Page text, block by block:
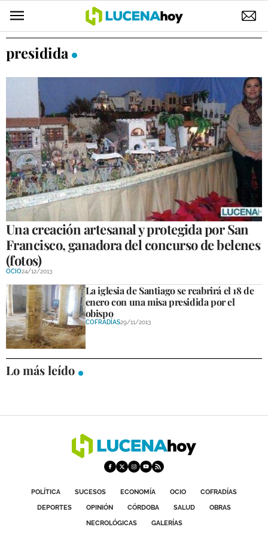
POLÍTICA
ELECCIONES
SUCESOS
ECONOMÍA
DESARROLLO LOCAL
LUCENA EMPRESAS
OCIO
COFRADÍAS
COMPETICIONES
DEPORTE BASE
OPINIÓN
VENTANA CIUDADANA
SUBBÉTICA HOY
OBRAS
presidida
Una creación artesanal y protegida por San
Francisco, ganadora del concurso de belenes
(fotos)
OCIO24/12/2013
La iglesia de Santiago se reabrirá el 18 de
enero con una misa presidida por el
obispo
COFRADÍAS29/11/2013
Lo más leído
POLÍTICA SUCESOS ECONOMÍA OCIO
COFRADÍAS
DEPORTES
OPINIÓN CÓRDOBA SALUD
OBRAS
NECROLÓGICAS
GALERÍAS